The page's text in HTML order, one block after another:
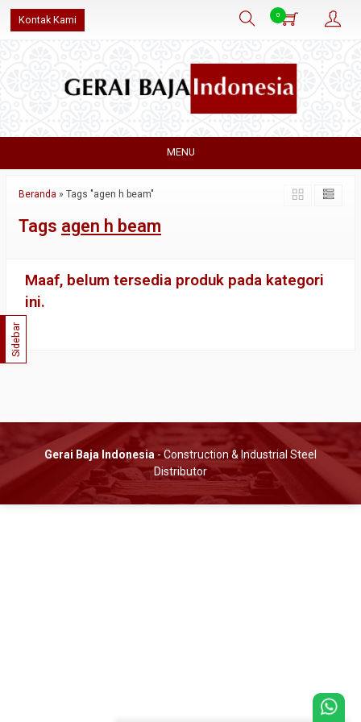
Kontak Kami 0
MENU
Beranda » Tags "agen h beam"
Tags agen h beam
Maaf, belum tersedia produk pada kategori
ini.
Sidebar
Gerai Baja Indonesia- Construction & Industrial Steel
Distributor